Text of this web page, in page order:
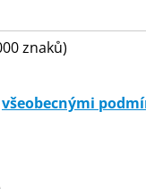
znaků)
všeobecnými